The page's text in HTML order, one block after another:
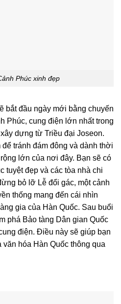
Phúc xinh đẹp
bắt đầu ngày mới bằng chuyến
Phúc, cung điện lớn nhất trong
dựng từ Triều đại Joseon.
tránh đám đông và dành thời
lớn của nơi đây. Bạn sẽ có
tuyệt đẹp và các tòa nhà chi
bỏ lỡ Lễ đổi gác, một cảnh
thống mang đến cái nhìn
gia của Hàn Quốc. Sau buổi
phá Bảo tàng Dân gian Quốc
điện. Điều này sẽ giúp bạn
hóa Hàn Quốc thông qua